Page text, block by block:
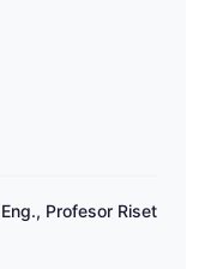
Profesor Riset